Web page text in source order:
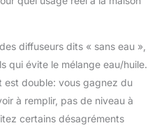
arômes et assure
d'huile
Boîtier en bois naturel
avec éclairage
réglable. Peut
d’élément de
diffuseurs dits « sans eau »,
qui évite le mélange eau/huile.
est double: vous gagnez du
à remplir, pas de niveau à
certains désagréments